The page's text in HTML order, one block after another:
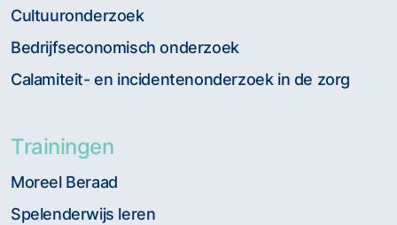
Cultuuronderzoek
Bedrijfseconomisch onderzoek
Calamiteit- en incidentenonderzoek in de zorg
Trainingen
Moreel Beraad
Spelenderwijs leren